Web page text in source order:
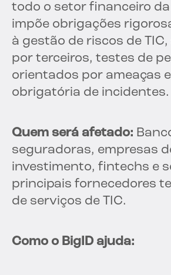
todo o setor financeiro da
impõe obrigações
à gestão de riscos de
por terceiros, testes de
orientados por ameaças
obrigatória de incidentes.
Quem será afetado:
seguradoras, empresas
investimento, fintechs e
principais fornecedores
de serviços de TIC.
Como o BigID ajuda: